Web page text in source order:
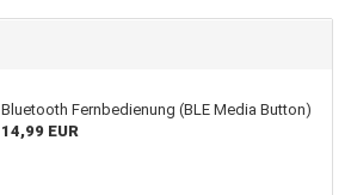
Bluetooth Fernbedienung (BLE Media Button)
14,99 EUR